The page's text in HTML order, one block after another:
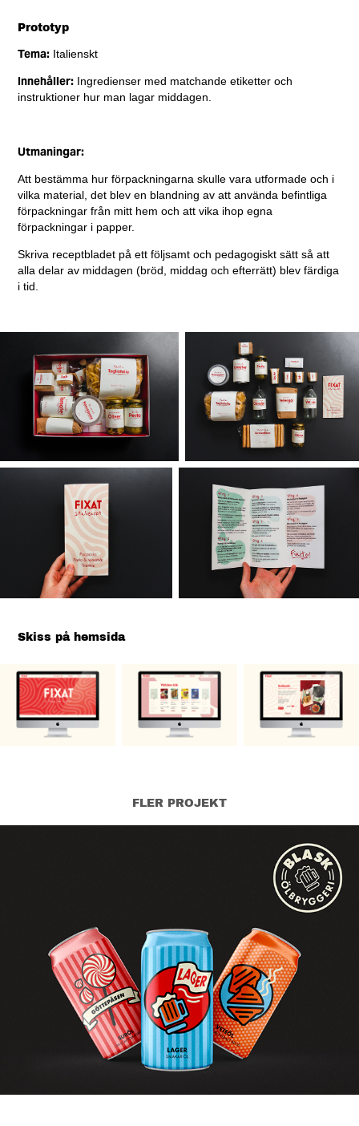
Prototyp
Tema: Italienskt
Innehåller: Ingredienser med matchande etiketter och
instruktioner hur man lagar middagen.
Utmaningar:
Att bestämma hur förpackningarna skulle vara utformade och i
vilka material, det blev en blandning av att använda befintliga
förpackningar från mitt hem och att vika ihop egna
förpackningar i papper.
Skriva receptbladet på ett följsamt och pedagogiskt sätt så att
alla delar av middagen (bröd, middag och efterrätt) blev färdiga
i tid.
Skiss på hemsida
FLER PROJEKT
BLASK Ölbryggeri